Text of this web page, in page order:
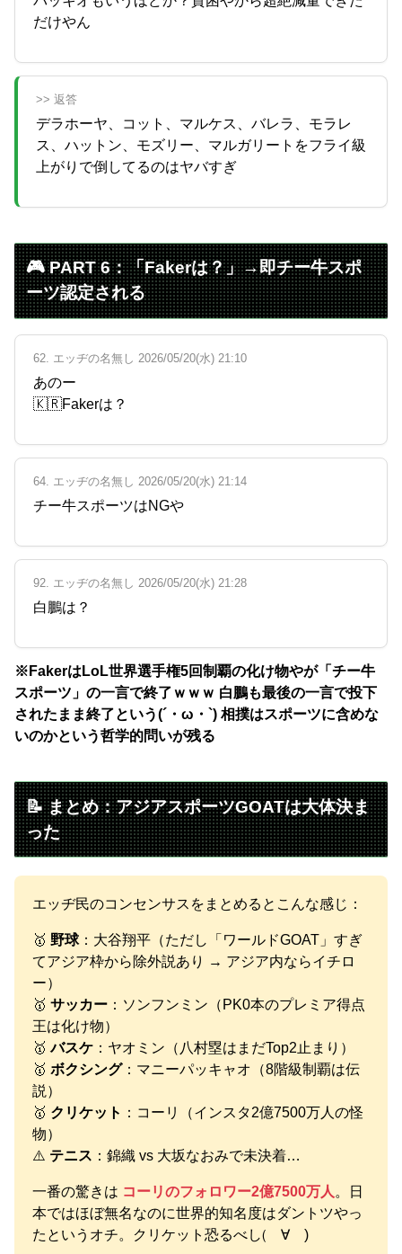
だけやん
>> 返答
デラホーヤ、コット、マルケス、バレラ、モラレ
ス、ハットン、モズリー、マルガリートをフライ級
上がりで倒してるのはヤバすぎ
🎮 PART 6：「Fakerは？」→即チー牛スポ
ーツ認定される
62. エッヂの名無し 2026/05/20(水) 21:10
あのー
🇰🇷Fakerは？
64. エッヂの名無し 2026/05/20(水) 21:14
チー牛スポーツはNGや
92. エッヂの名無し 2026/05/20(水) 21:28
白鵬は？
※FakerはLoL世界選手権5回制覇の化け物やが「チー牛
スポーツ」の一言で終了ｗｗｗ 白鵬も最後の一言で投下
されたまま終了という(´・ω・`) 相撲はスポーツに含めな
いのかという哲学的問いが残る
📝 まとめ：アジアスポーツGOATは大体決ま
った
エッヂ民のコンセンサスをまとめるとこんな感じ：
🥇 野球：大谷翔平（ただし「ワールドGOAT」すぎ
てアジア枠から除外説あり → アジア内ならイチロ
ー）
🥇 サッカー ：ソンフンミン（PK0本のプレミア得点
王は化け物）
🥇バスケ ：ヤオミン（八村塁はまだTop2止まり）
🥇 ボクシング：マニーパッキャオ（8階級制覇は伝
説）
🥇 クリケット ：コーリ（インスタ2億7500万人の怪
物）
⚠️ テニス ：錦織 vs 大坂なおみで未決着…
一番の驚きは コーリのフォロワー2億7500万人 。日
本ではほぼ無名なのに世界的知名度はダントツやっ
たというオチ。クリケット恐るべし(゚∀゚)